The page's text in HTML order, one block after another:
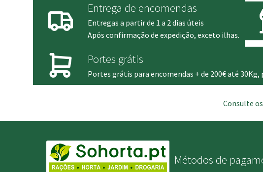
Entrega de encomendas
Entregas a partir de 1 a 2 dias úteis
Após confirmação de expedição, exceto ilhas.
Portes grátis
Portes grátis para encomendas + de 200€ até
Consulte
Métodos de